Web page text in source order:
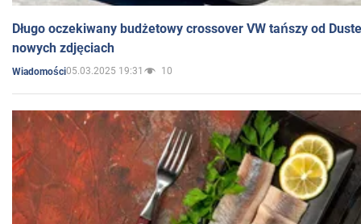
Długo oczekiwany budżetowy crossover VW tańszy od
nowych zdjęciach
Wiadomości05.03.2025 19:31 10